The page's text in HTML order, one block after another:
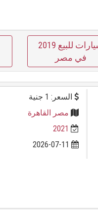
سيارات للبيع 2019
في مصر
السعر: 1 جنية
مصر القاهرة
2021
2026-07-11